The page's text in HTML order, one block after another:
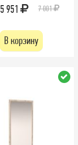
5 951 7 001
В корзину